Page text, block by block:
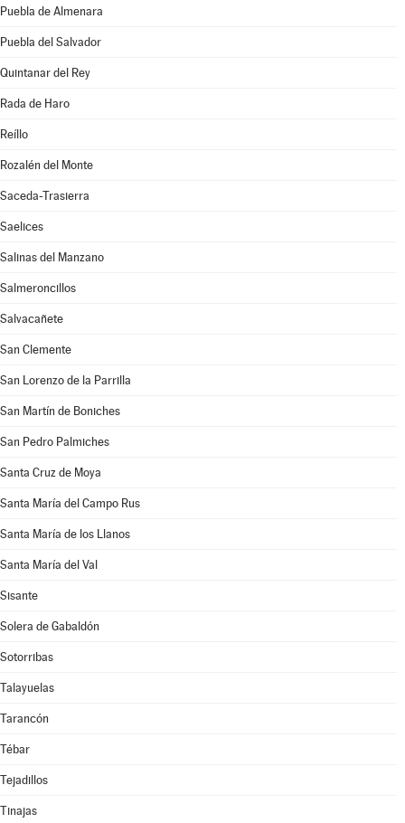
Puebla de Almenara
Puebla del Salvador
Quintanar del Rey
Rada de Haro
Reíllo
Rozalén del Monte
Saceda-Trasierra
Saelices
Salinas del Manzano
Salmeroncillos
Salvacañete
San Clemente
San Lorenzo de la Parrilla
San Martín de Boniches
San Pedro Palmiches
Santa Cruz de Moya
Santa María del Campo Rus
Santa María de los Llanos
Santa María del Val
Sisante
Solera de Gabaldón
Sotorribas
Talayuelas
Tarancón
Tébar
Tejadillos
Tinajas